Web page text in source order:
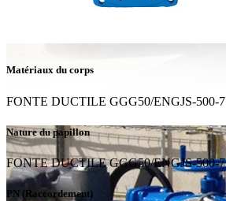
Matériaux du corps
FONTE DUCTILE GGG50/ENGJS-500-7
Nature du papillon
FONTE DUCTILE GGG50/ENGJS-500-7
PN (Raccordement)